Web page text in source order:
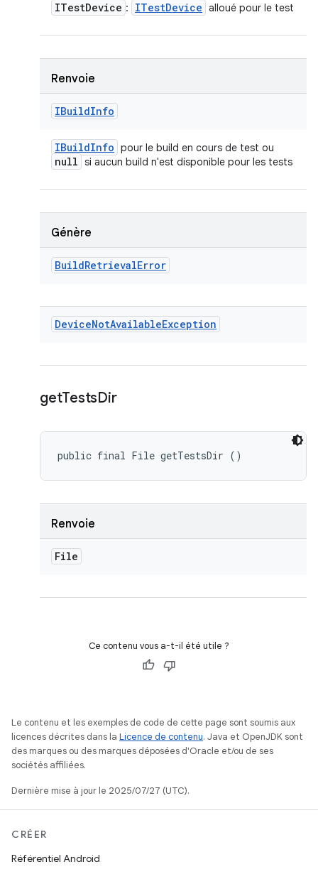
ITestDevice : ITestDevice alloué pour le test
Renvoie
IBuildInfo
IBuildInfo pour le build en cours de test ou
null si aucun build n'est disponible pour les tests
Génère
BuildRetrievalError
DeviceNotAvailableException
getTestsDir
public final File getTestsDir ()
Renvoie
File
Ce contenu vous a-t-il été utile ?
Le contenu et les exemples de code de cette page sont soumis aux
licences décrites dans la Licence de contenu. Java et OpenJDK sont
des marques ou des marques déposées d'Oracle et/ou de ses
sociétés affiliées.
Dernière mise à jour le 2025/07/27 (UTC).
CRÉER
Référentiel Android